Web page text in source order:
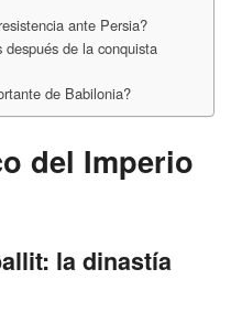
ante Persia?
de la conquista
de Babilonia?
del Imperio
la dinastía